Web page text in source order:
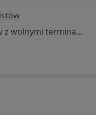
Brak dostępnych specjalistów z wolnymi terminami w tym centrum medycznym.